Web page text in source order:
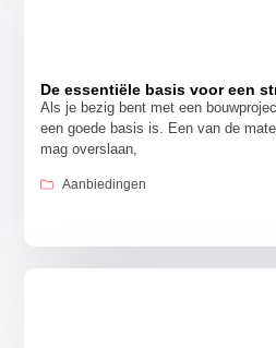
De essentiële basis voor een
Als je bezig bent met een
een goede basis is. Een van de
mag overslaan,
Aanbiedingen